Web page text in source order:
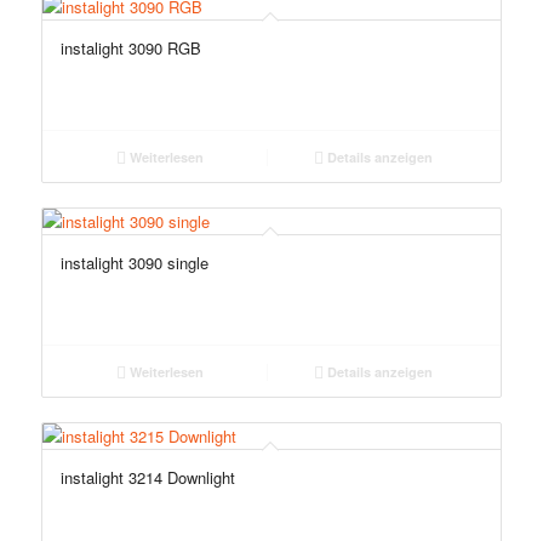
instalight 3090 RGB
Weiterlesen Details anzeigen
instalight 3090 single
Weiterlesen Details anzeigen
instalight 3214 Downlight